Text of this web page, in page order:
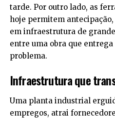
tarde. Por outro lado, as
hoje permitem
em infraestrutura de
entre uma obra que
problema.
Infraestrutura que
Uma planta industrial
empregos, atrai